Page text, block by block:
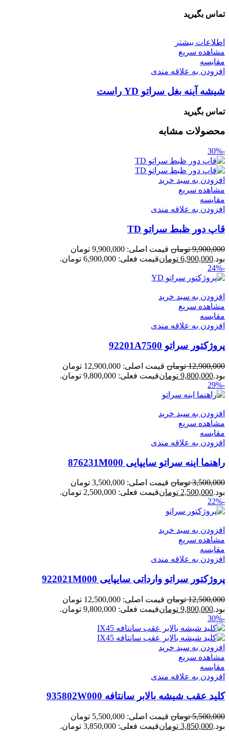
تماس بگیرید
اطلاعات بیشتر
مشاهده سریع
مقایسه
افزودن به علاقه مندی
شیشه آینه بغل سراتو YD راست
تماس بگیرید
محصولات مشابه
-30%
افزودن به سبد خرید
مشاهده سریع
مقایسه
افزودن به علاقه مندی
قاپ دور ظبط سراتو TD
9,900,000 تومان
قیمت اصلی: 9,900,000 تومان
بود.6,900,000 تومانقیمت فعلی: 6,900,000 تومان.
-24%
افزودن به سبد خرید
مشاهده سریع
مقایسه
افزودن به علاقه مندی
پروژکتور سراتو 92201A7500
12,900,000 تومان
قیمت اصلی: 12,900,000 تومان
بود.9,800,000 تومانقیمت فعلی: 9,800,000 تومان.
-29%
افزودن به سبد خرید
مشاهده سریع
مقایسه
افزودن به علاقه مندی
راهنما اینه سراتو سایپایی 876231M000
3,500,000 تومان
قیمت اصلی: 3,500,000 تومان
بود.2,500,000 تومانقیمت فعلی: 2,500,000 تومان.
-22%
افزودن به سبد خرید
مشاهده سریع
مقایسه
افزودن به علاقه مندی
پروژکتور سراتو وارداتی سایپایی 922021M000
12,500,000 تومان
قیمت اصلی: 12,500,000 تومان
بود.9,800,000 تومانقیمت فعلی: 9,800,000 تومان.
-30%
افزودن به سبد خرید
مشاهده سریع
مقایسه
افزودن به علاقه مندی
کلید عقب شیشه بالابر سانتافه 935802W000
5,500,000 تومان
قیمت اصلی: 5,500,000 تومان
بود.3,850,000 تومانقیمت فعلی: 3,850,000 تومان.